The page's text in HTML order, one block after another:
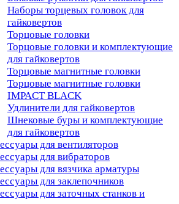
Наборы торцевых головок для
гайковертов
Торцовые головки
Торцовые головки и комплектующие
для гайковертов
Торцовые магнитные головки
Торцовые магнитные головки
IMPACT BLACK
Удлинители для гайковертов
Шнековые буры и комплектующие
для гайковертов
для вентиляторов
для вибраторов
для вязчика арматуры
для заклепочников
для заточных станков и